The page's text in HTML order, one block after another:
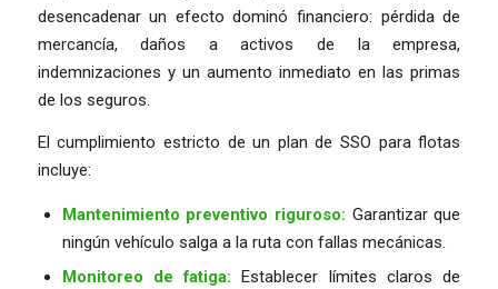
desencadenar un efecto dominó financiero: pérdida de
mercancía, daños a activos de la empresa,
indemnizaciones y un aumento inmediato en las primas
de los seguros.
El cumplimiento estricto de un plan de SSO para flotas
incluye:
Mantenimiento preventivo riguroso: Garantizar que
ningún vehículo salga a la ruta con fallas mecánicas.
Monitoreo de fatiga: Establecer límites claros de